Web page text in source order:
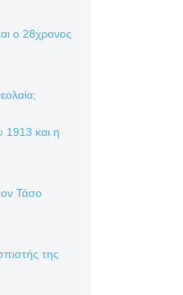
ο 28χρονος
και η
Τάσο
της